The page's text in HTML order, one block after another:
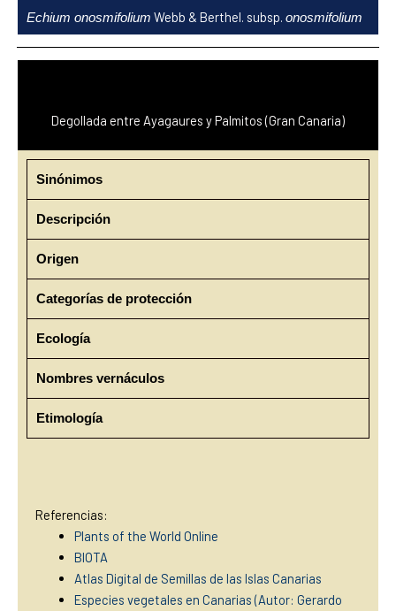
contenido
Echium onosmifolium Webb & Berthel. subsp. onosmifolium
Degollada entre Ayagaures y Palmitos (Gran Canaria)
Sinónimos
Descripción
Origen
Categorías de protección
Ecología
Nombres vernáculos
Etimología
Referencias:
Plants of the World Online
BIOTA
Atlas Digital de Semillas de las Islas Canarias
Especies vegetales en Canarias (Autor: Gerardo